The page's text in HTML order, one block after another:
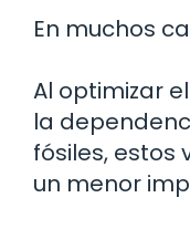
En muchos
Al optimizar
la
fósiles, estos
un menor